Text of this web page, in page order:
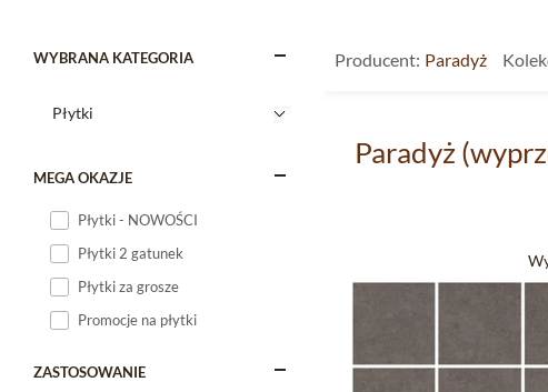
WYBRANA KATEGORIA
MEGA OKAZJE
Płytki - NOWOŚCI
Płytki 2 gatunek
Płytki za grosze
Promocje na płytki
ZASTOSOWANIE
Producent: Paradyż
Paradyż